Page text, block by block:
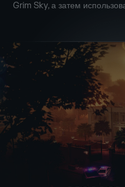
Grim Sky, а затем